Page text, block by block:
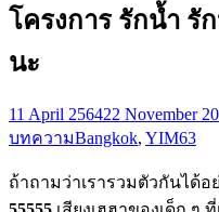
โครงการ รักน้ำ รั
นะ
11 April 256422 November
บทความBangkok, YIM63
ถ้าถามว่าเรารวมตัวกันได้อ